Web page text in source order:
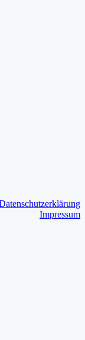
Impressum